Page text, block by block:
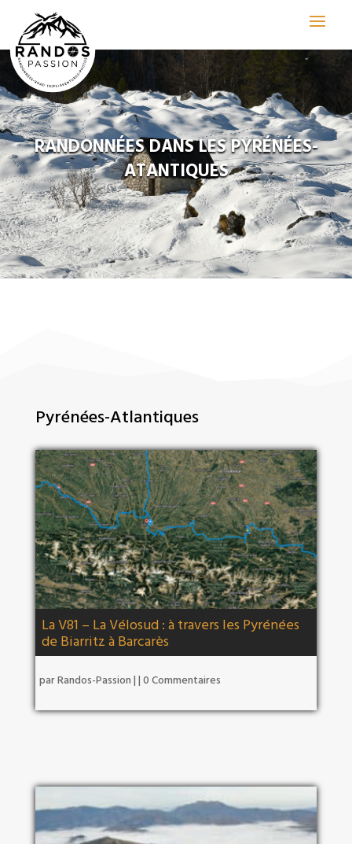
RANDONNÉES DANS LES PYRÉNÉES-
ATANTIQUES
Pyrénées-Atlantiques
La V81 – La Vélosud : à travers les Pyrénées
de Biarritz à Barcarès
parRandos-Passion | | 0 Commentaires